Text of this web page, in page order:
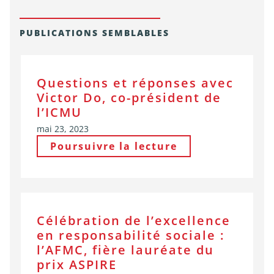
PUBLICATIONS SEMBLABLES
Questions et réponses avec
Victor Do, co-président de
l’ICMU
mai 23, 2023
Poursuivre la lecture
Célébration de l’excellence
en responsabilité sociale :
l’AFMC, fière lauréate du
prix ASPIRE